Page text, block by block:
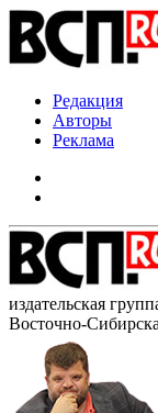
Редакция
Авторы
Реклама
издательская
Восточно-